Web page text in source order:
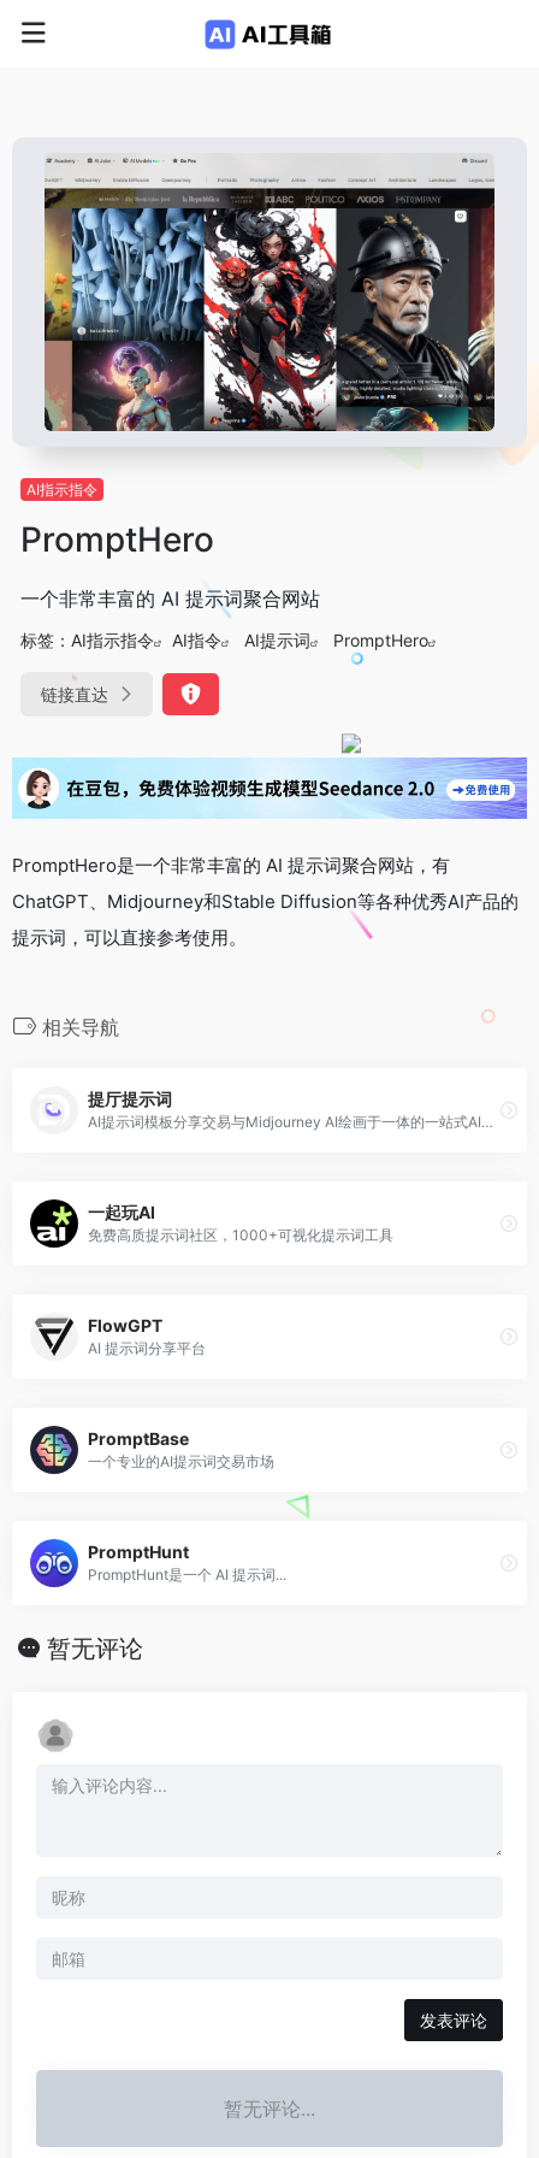
AI指示指令
PromptHero
一个非常丰富的 AI 提示词聚合网站
标签： AI指示指令 AI指令 AI提示词 PromptHero
链接直达
PromptHero是一个非常丰富的 AI 提示词聚合网站，有
ChatGPT、Midjourney和Stable Diffusion等各种优秀AI产品的
提示词，可以直接参考使用。
相关导航
提厅提示词
AI提示词模板分享交易与Midjourney AI绘画于一体的一站式AI创作平台
一起玩AI
免费高质提示词社区，1000+可视化提示词工具
FlowGPT
AI 提示词分享平台
PromptBase
一个专业的AI提示词交易市场
PromptHunt
PromptHunt是一个 AI 提示词...
暂无评论
发表评论
暂无评论...